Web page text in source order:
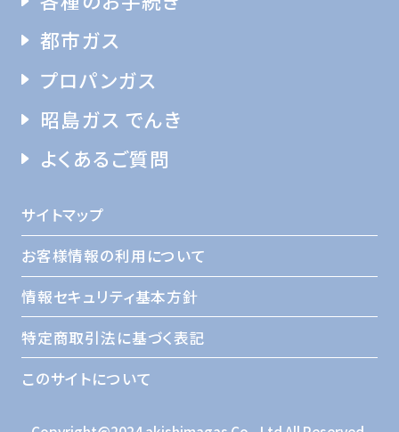
都市ガス
プロパンガス
昭島ガス でんき
よくあるご質問
サイトマップ
お客様情報の利用について
情報セキュリティ基本方針
特定商取引法に基づく表記
このサイトについて